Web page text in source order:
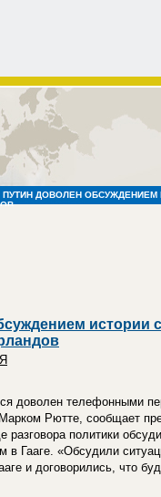
ПУТИН ДОВОЛЕН
истории
доволен телефонными
Рютте, сообщает
разговора политики
в Гааге. «Обсудили
и договорились, что